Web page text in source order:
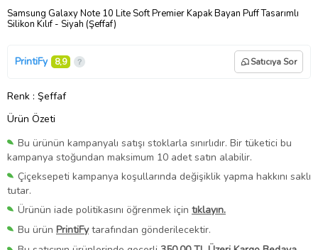
Samsung Galaxy Note 10 Lite Soft Premier Kapak Bayan Puff Tasarımlı
Silikon Kılıf - Siyah (Şeffaf)
PrintiFy 8,9 Satıcıya Sor
Renk : Şeffaf
Ürün Özeti
Bu ürünün kampanyalı satışı stoklarla sınırlıdır. Bir tüketici bu
kampanya stoğundan maksimum 10 adet satın alabilir.
Çiçeksepeti kampanya koşullarında değişiklik yapma hakkını saklı
tutar.
Ürünün iade politikasını öğrenmek için tıklayın.
Bu ürün PrintiFytarafından gönderilecektir.